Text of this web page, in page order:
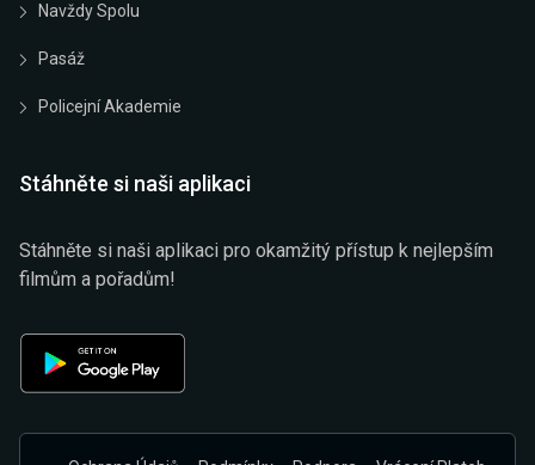
Navždy Spolu
Pasáž
Policejní Akademie
Stáhněte si naši aplikaci
Stáhněte si naši aplikaci pro okamžitý přístup k nejlepším
filmům a pořadům!